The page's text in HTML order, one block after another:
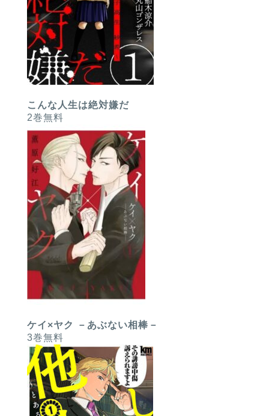
こんな人生は絶対嫌だ
2巻無料
ケイ×ヤク －あぶない相棒－
3巻無料